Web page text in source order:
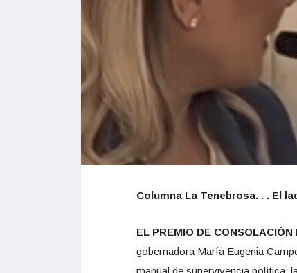
Columna La Tenebrosa. . . El
EL PREMIO DE CONSOLACIÓN
gobernadora María Eugenia